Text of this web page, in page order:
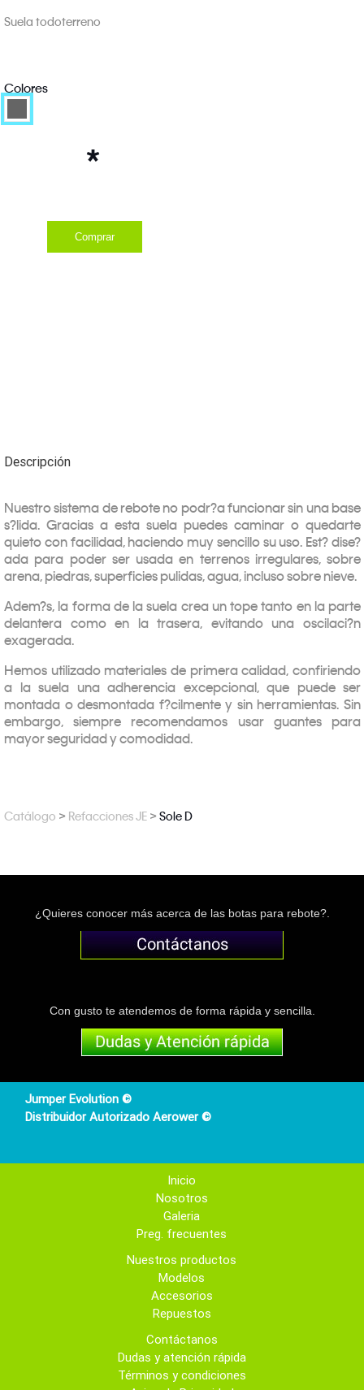
Suela todoterreno
Colores
*
Descripción
Nuestro sistema de rebote no podr?a funcionar sin una base
s?lida. Gracias a esta suela puedes caminar o quedarte
quieto con facilidad, haciendo muy sencillo su uso. Est? dise?
ada para poder ser usada en terrenos irregulares, sobre
arena, piedras, superficies pulidas, agua, incluso sobre nieve.
Adem?s, la forma de la suela crea un tope tanto en la parte
delantera como en la trasera, evitando una oscilaci?n
exagerada.
Hemos utilizado materiales de primera calidad, confiriendo
a la suela una adherencia excepcional, que puede ser
montada o desmontada f?cilmente y sin herramientas. Sin
embargo, siempre recomendamos usar guantes para
mayor seguridad y comodidad.
Catálogo > Refacciones JE >Sole D
¿Quieres conocer más acerca de las botas para rebote?.
Con gusto te atendemos de forma rápida y sencilla.
Jumper Evolution ©
Distribuidor Autorizado Aerower ©
Inicio
Nosotros
Galeria
Preg. frecuentes
Nuestros productos
Modelos
Accesorios
Repuestos
Contáctanos
Dudas y atención rápida
Términos y condiciones